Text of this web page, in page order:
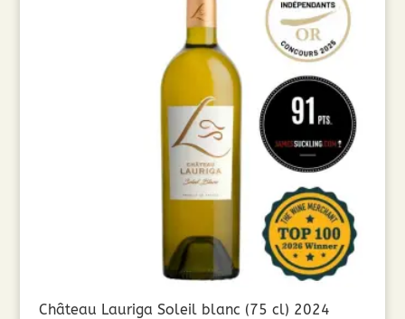
Château Lauriga Soleil blanc (75 cl) 2024